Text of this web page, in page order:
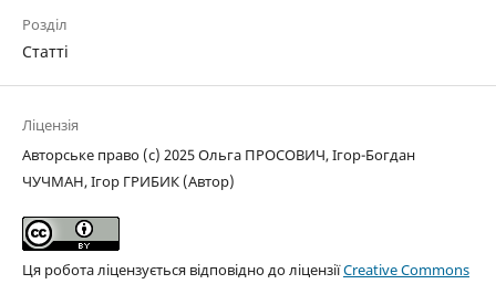
Розділ
Статті
Ліцензія
Авторське право (c) 2025 Ольга ПРОСОВИЧ, Ігор-Богдан
ЧУЧМАН, Ігор ГРИБИК (Автор)
Ця робота ліцензується відповідно до ліцензіїCreative Commons